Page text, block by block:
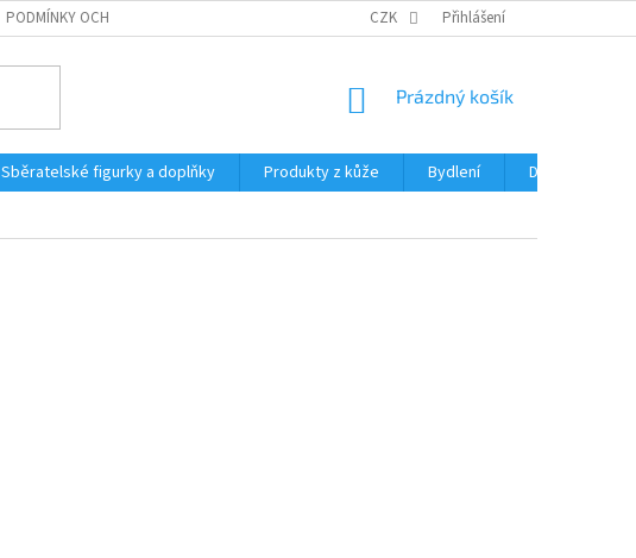
PODMÍNKY OCHRANY OSOBNÍCH ÚDAJŮ CZK Přihlášení
NÁKUPNÍ
Prázdný košík
Sběratelské figurky a doplňky Produkty z kůže Bydlení
Domácnost